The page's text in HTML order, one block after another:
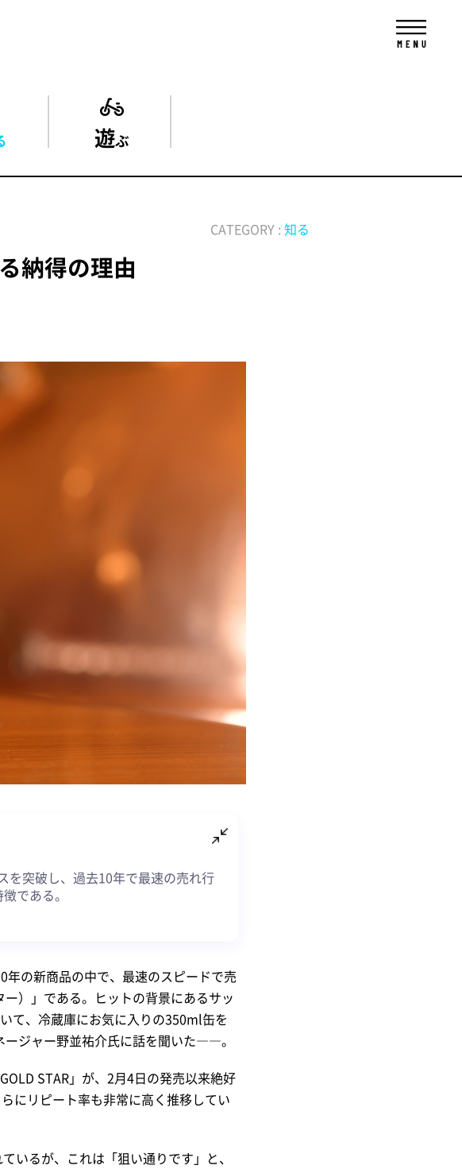
遊ぶ
CATEGORY : 知る
納得の理由
を突破し、過去10年で最速の売れ行
である。
の新商品の中で、最速のスピードで売
）」である。ヒットの背景にあるサッ
て、冷蔵庫にお気に入りの350ml缶を
ージャー野並祐介氏に話を聞いた――。
STAR」が、2月4日の発売以来絶好
にリピート率も非常に高く推移してい
いるが、これは「狙い通りです」と、